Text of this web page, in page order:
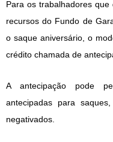
Para os trabalhadores
recursos do Fundo de
o saque aniversário, o
crédito chamada de
A antecipação pode
antecipadas para
negativados.